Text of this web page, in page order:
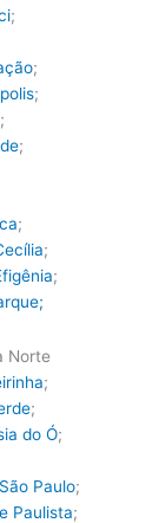
;
;
;
;
;
;
;
;
Norte
;
;
do Ó;
Paulo;
Paulista;